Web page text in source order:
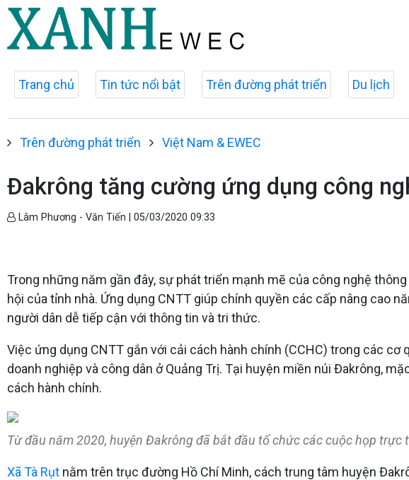
Trang chủ Tin tức nổi bật Trên đường phát triển Du lịch
Trên đường phát triển Việt Nam & EWEC
Đakrông tăng cường ứng dụng công
Lâm Phương - Văn Tiến | 05/03/2020 09:33
Trong những năm gần đây, sự phát triển mạnh mẽ của công nghệ
hội của tỉnh nhà. Ứng dụng CNTT giúp chính quyền các cấp nâng cao
người dân dễ tiếp cận với thông tin và tri thức.
Việc ứng dụng CNTT gắn với cải cách hành chính (CCHC) trong các
doanh nghiệp và công dân ở Quảng Trị. Tại huyện miền núi Đakrông,
cách hành chính.
Từ đầu năm 2020, huyện Đakrông đã bắt đầu tổ chức các cuộc họp trực
Xã Tà Rụt nằm trên trục đường Hồ Chí Minh, cách trung tâm huyện